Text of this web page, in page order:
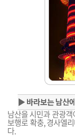
▶바라보는 남산
남산을 시민과 관광
보행로 확충, 경사엘
다.